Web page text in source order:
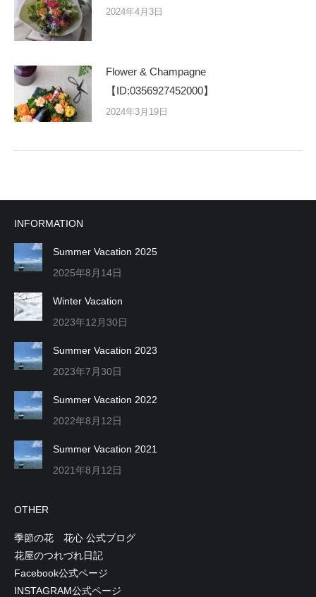
2024年4月3日
Flower & Champagne
【ID:0356927452000】
2024年3月19日
INFORMATION
Summer Vacation 2025
2025年8月14日
Winter Vacation
2023年12月30日
Summer Vacation 2023
2023年7月30日
Summer Vacation 2022
2022年8月12日
Summer Vacation 2021
2021年8月12日
OTHER
季節の花 花心 公式ブログ
花屋のつれづれ日記
Facebook公式ページ
INSTAGRAM公式ページ